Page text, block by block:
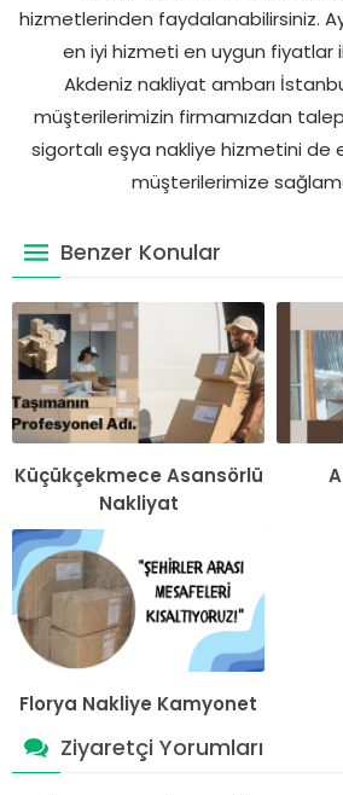
hizmetlerinden faydalanabilirsiniz.
en iyi hizmeti en uygun fiyatlar
Akdeniz nakliyat ambarı
müşterilerimizin firmamızdan
sigortalı eşya nakliye hizmetini de
müşterilerimize
Benzer Konular
Küçükçekmece Asansörlü
Nakliyat
Florya Nakliye Kamyonet
Ziyaretçi Yorumları